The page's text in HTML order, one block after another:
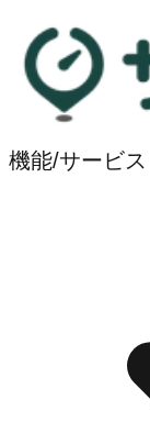
機能/サービス